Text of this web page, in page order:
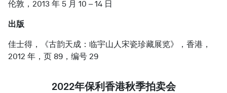
伦敦，2013 年 5 月 10 – 14 日
出版
佳士得，《古韵天成：临宇山人宋瓷珍藏展览》，香港，
2012 年，页 89，编号 29
2022年保利香港秋季拍卖会